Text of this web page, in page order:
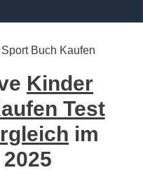
Buch Kaufen
Kinder
Test
im